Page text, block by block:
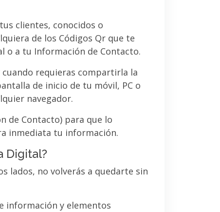
clientes, conocidos o
de los Códigos Qr que te
o a tu Información de Contacto.
requieras compartirla la
de inicio de tu móvil, PC o
navegador.
de Contacto) para que lo
inmediata tu información.
Digital?
lados, no volverás a quedarte sin
información y elementos